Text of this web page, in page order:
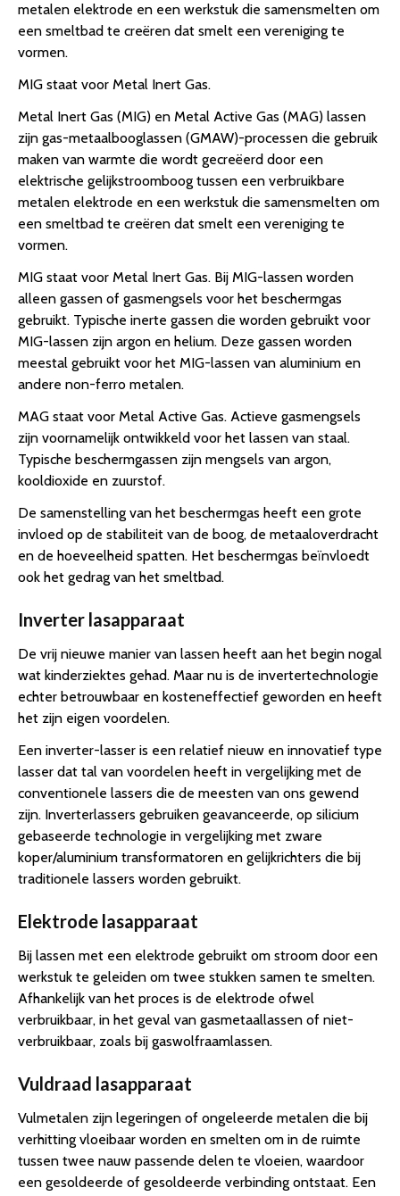
metalen elektrode en een werkstuk die samensmelten om
een smeltbad te creëren dat smelt een vereniging te
vormen.
MIG staat voor Metal Inert Gas.
Metal Inert Gas (MIG) en Metal Active Gas (MAG) lassen
zijn gas-metaalbooglassen (GMAW)-processen die gebruik
maken van warmte die wordt gecreëerd door een
elektrische gelijkstroomboog tussen een verbruikbare
metalen elektrode en een werkstuk die samensmelten om
een smeltbad te creëren dat smelt een vereniging te
vormen.
MIG staat voor Metal Inert Gas. Bij MIG-lassen worden
alleen gassen of gasmengsels voor het beschermgas
gebruikt. Typische inerte gassen die worden gebruikt voor
MIG-lassen zijn argon en helium. Deze gassen worden
meestal gebruikt voor het MIG-lassen van aluminium en
andere non-ferro metalen.
MAG staat voor Metal Active Gas. Actieve gasmengsels
zijn voornamelijk ontwikkeld voor het lassen van staal.
Typische beschermgassen zijn mengsels van argon,
kooldioxide en zuurstof.
De samenstelling van het beschermgas heeft een grote
invloed op de stabiliteit van de boog, de metaaloverdracht
en de hoeveelheid spatten. Het beschermgas beïnvloedt
ook het gedrag van het smeltbad.
Inverter lasapparaat
De vrij nieuwe manier van lassen heeft aan het begin nogal
wat kinderziektes gehad. Maar nu is de invertertechnologie
echter betrouwbaar en kosteneffectief geworden en heeft
het zijn eigen voordelen.
Een inverter-lasser is een relatief nieuw en innovatief type
lasser dat tal van voordelen heeft in vergelijking met de
conventionele lassers die de meesten van ons gewend
zijn. Inverterlassers gebruiken geavanceerde, op silicium
gebaseerde technologie in vergelijking met zware
koper/aluminium transformatoren en gelijkrichters die bij
traditionele lassers worden gebruikt.
Elektrode lasapparaat
Bij lassen met een elektrode gebruikt om stroom door een
werkstuk te geleiden om twee stukken samen te smelten.
Afhankelijk van het proces is de elektrode ofwel
verbruikbaar, in het geval van gasmetaallassen of niet-
verbruikbaar, zoals bij gaswolfraamlassen.
Vuldraad lasapparaat
Vulmetalen zijn legeringen of ongeleerde metalen die bij
verhitting vloeibaar worden en smelten om in de ruimte
tussen twee nauw passende delen te vloeien, waardoor
een gesoldeerde of gesoldeerde verbinding ontstaat. Een